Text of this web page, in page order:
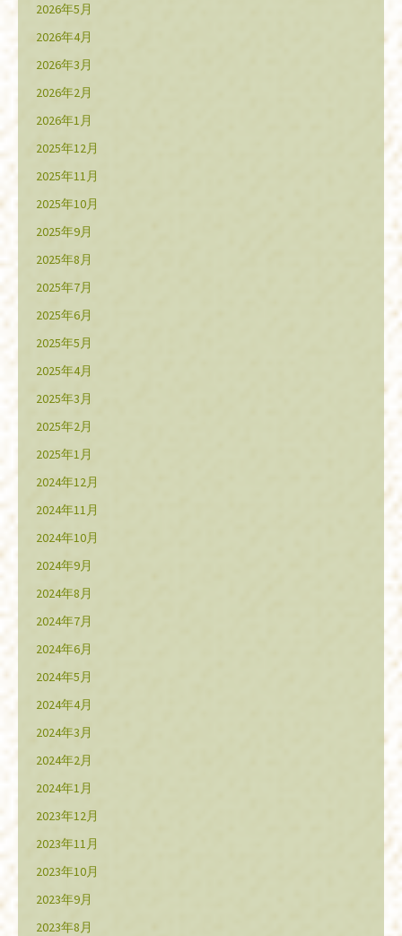
2026年5月
2026年4月
2026年3月
2026年2月
2026年1月
2025年12月
2025年11月
2025年10月
2025年9月
2025年8月
2025年7月
2025年6月
2025年5月
2025年4月
2025年3月
2025年2月
2025年1月
2024年12月
2024年11月
2024年10月
2024年9月
2024年8月
2024年7月
2024年6月
2024年5月
2024年4月
2024年3月
2024年2月
2024年1月
2023年12月
2023年11月
2023年10月
2023年9月
2023年8月